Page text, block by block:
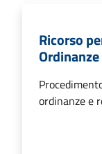
Ricorso
ordinanze e